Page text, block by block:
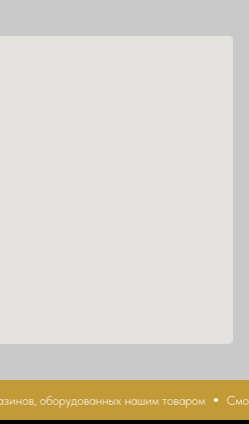
оборудованных нашим товаром